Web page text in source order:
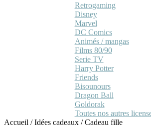
Retrogaming
Disney
Marvel
DC Comics
Animés / mangas
Films 80/90
Serie TV
Harry Potter
Friends
Bisounours
Dragon Ball
Goldorak
Toutes nos autres
Accueil /Idées cadeaux /Cadeau fille